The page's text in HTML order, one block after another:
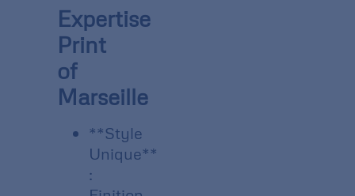
Expertise
Print
of
Marseille
**Style
Unique**
: